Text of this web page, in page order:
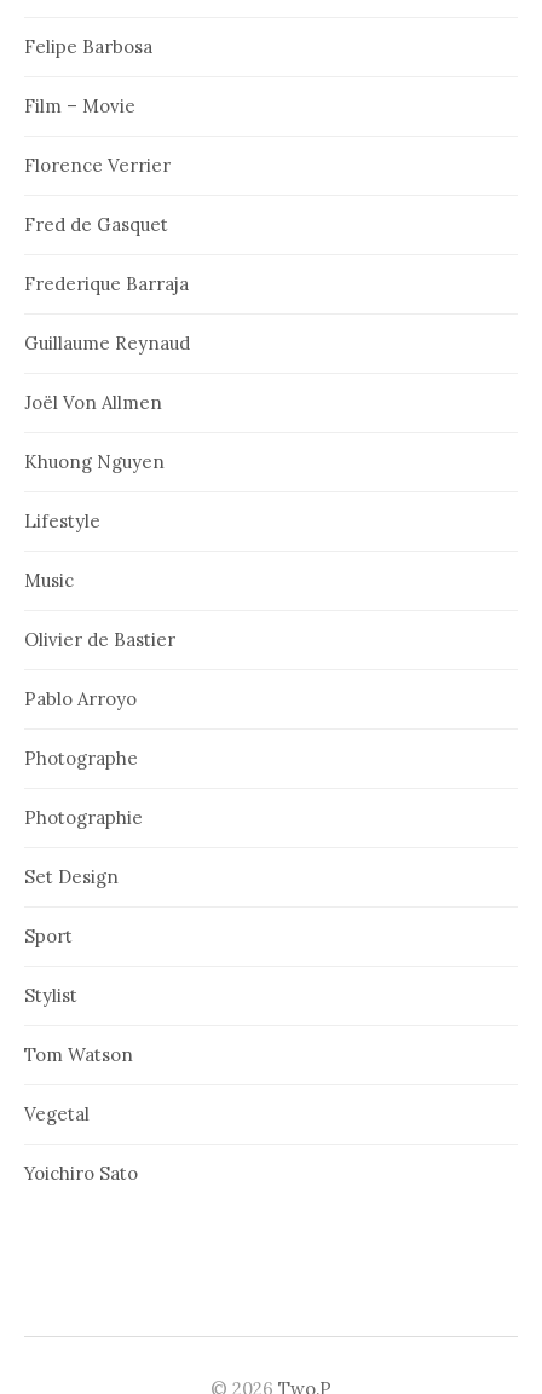
Felipe Barbosa
Film – Movie
Florence Verrier
Fred de Gasquet
Frederique Barraja
Guillaume Reynaud
Joël Von Allmen
Khuong Nguyen
Lifestyle
Music
Olivier de Bastier
Pablo Arroyo
Photographe
Photographie
Set Design
Sport
Stylist
Tom Watson
Vegetal
Yoichiro Sato
© 2026 Two.P